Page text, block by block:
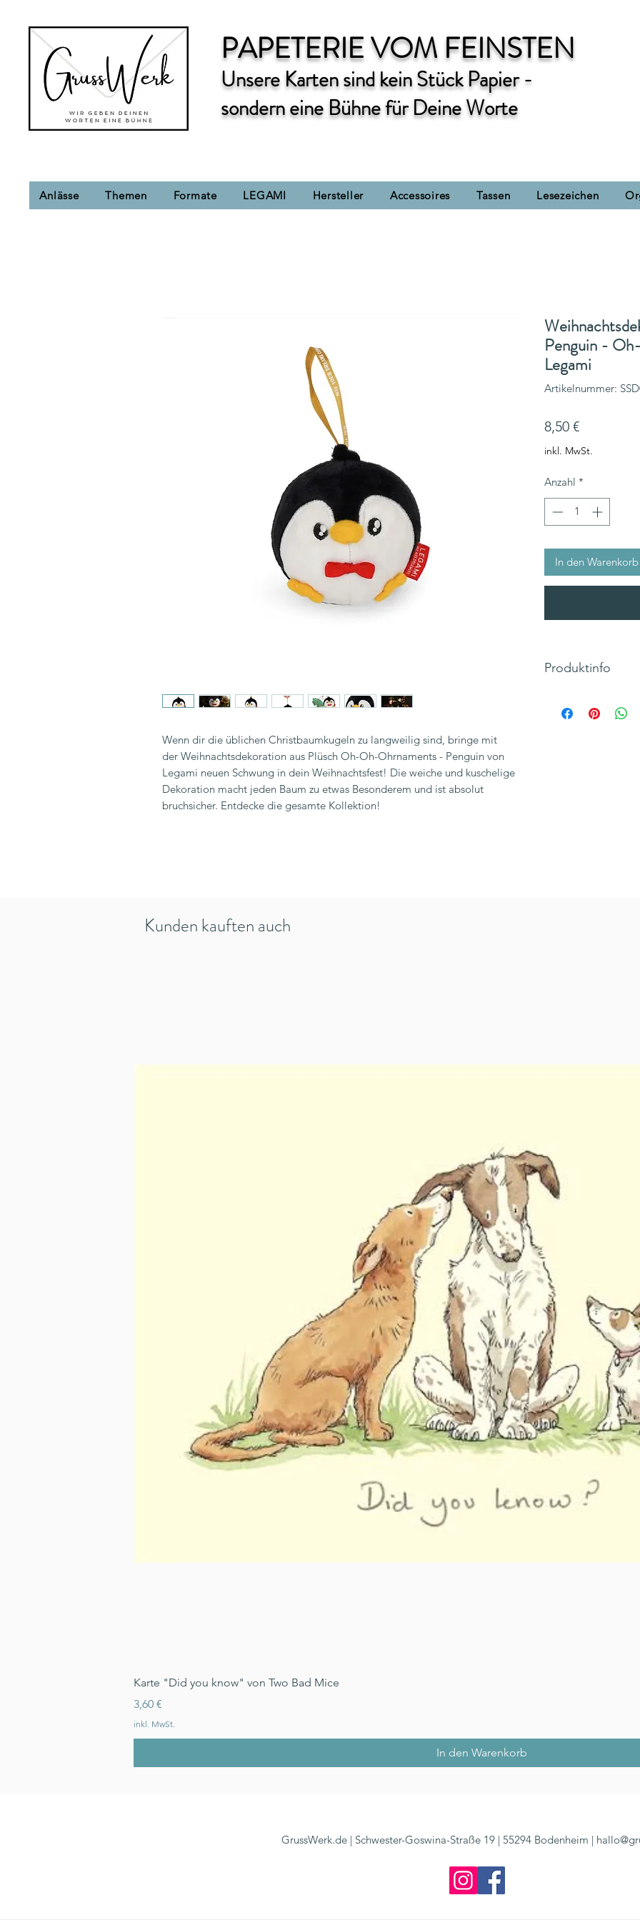
PAPETERIE VOM FEINSTEN
Unsere Karten sind kein Stück Papier -
sondern eine Bühne für Deine Worte
Anlässe Themen Formate LEGAMI Hersteller Accessoires Tassen Lesezeichen
Wenn dir die üblichen Christbaumkugeln zu langweilig sind, bringe mit
der Weihnachtsdekoration aus Plüsch Oh-Oh-Ohrnaments - Penguin von
Legami neuen Schwung in dein Weihnachtsfest! Die weiche und kuschelige
Dekoration macht jeden Baum zu etwas Besonderem und ist absolut
bruchsicher. Entdecke die gesamte Kollektion!
Penguin -
Legami
Artikelnummer:
8,50 €Preis
inkl. MwSt.
Anzahl *
In den Warenkorb
Produktinfo
Durchmesser (cm):
Kunden kauften auch
Karte "Did you know" von Two Bad Mice
Preis
3,60 €
inkl. MwSt.
In den Warenkorb
GrussWerk.de | Schwester-Goswina-Straße 19 | 55294 Bodenheim |